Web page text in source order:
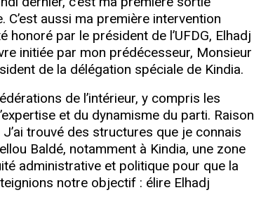
C’est aussi ma première intervention
honoré par le président de l’UFDG, Elhadj
initiée par mon prédécesseur, Monsieur
de la délégation spéciale de Kindia.
de l’intérieur, y compris les
et du dynamisme du parti. Raison
trouvé des structures que je connais
Baldé, notamment à Kindia, une zone
administrative et politique pour que la
notre objectif : élire Elhadj